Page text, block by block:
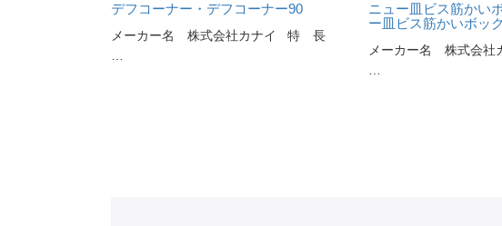
デフコーナー・デフコーナー90
メーカー名 株式会社カナイ 特 長
…
ニュー皿ビス筋かい
ー皿ビス筋かいボッ
メーカー名 株式会
…